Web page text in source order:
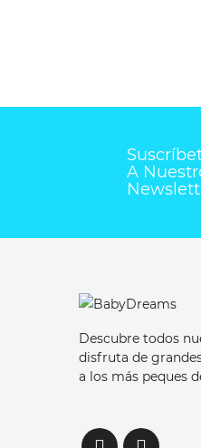
A
Descubre todos
disfruta de
a los más peques